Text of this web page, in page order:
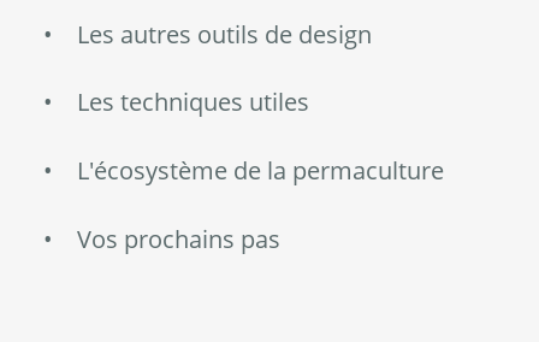
• Les autres outils de design
• Les techniques utiles
• L'écosystème de la permaculture
• Vos prochains pas